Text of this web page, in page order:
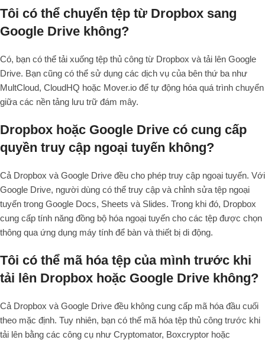
Tôi có thể chuyển tệp từ Dropbox sang
Google Drive không?
Có, bạn có thể tải xuống tệp thủ công từ Dropbox và tải lên Google
Drive. Bạn cũng có thể sử dụng các dịch vụ của bên thứ ba như
MultCloud, CloudHQ hoặc Mover.io để tự động hóa quá trình chuyển
giữa các nền tảng lưu trữ đám mây.
Dropbox hoặc Google Drive có cung cấp
quyền truy cập ngoại tuyến không?
Cả Dropbox và Google Drive đều cho phép truy cập ngoại tuyến. Với
Google Drive, người dùng có thể truy cập và chỉnh sửa tệp ngoại
tuyến trong Google Docs, Sheets và Slides. Trong khi đó, Dropbox
cung cấp tính năng đồng bộ hóa ngoại tuyến cho các tệp được chọn
thông qua ứng dụng máy tính để bàn và thiết bị di động.
Tôi có thể mã hóa tệp của mình trước khi
tải lên Dropbox hoặc Google Drive không?
Cả Dropbox và Google Drive đều không cung cấp mã hóa đầu cuối
theo mặc định. Tuy nhiên, bạn có thể mã hóa tệp thủ công trước khi
tải lên bằng các công cụ như Cryptomator, Boxcryptor hoặc